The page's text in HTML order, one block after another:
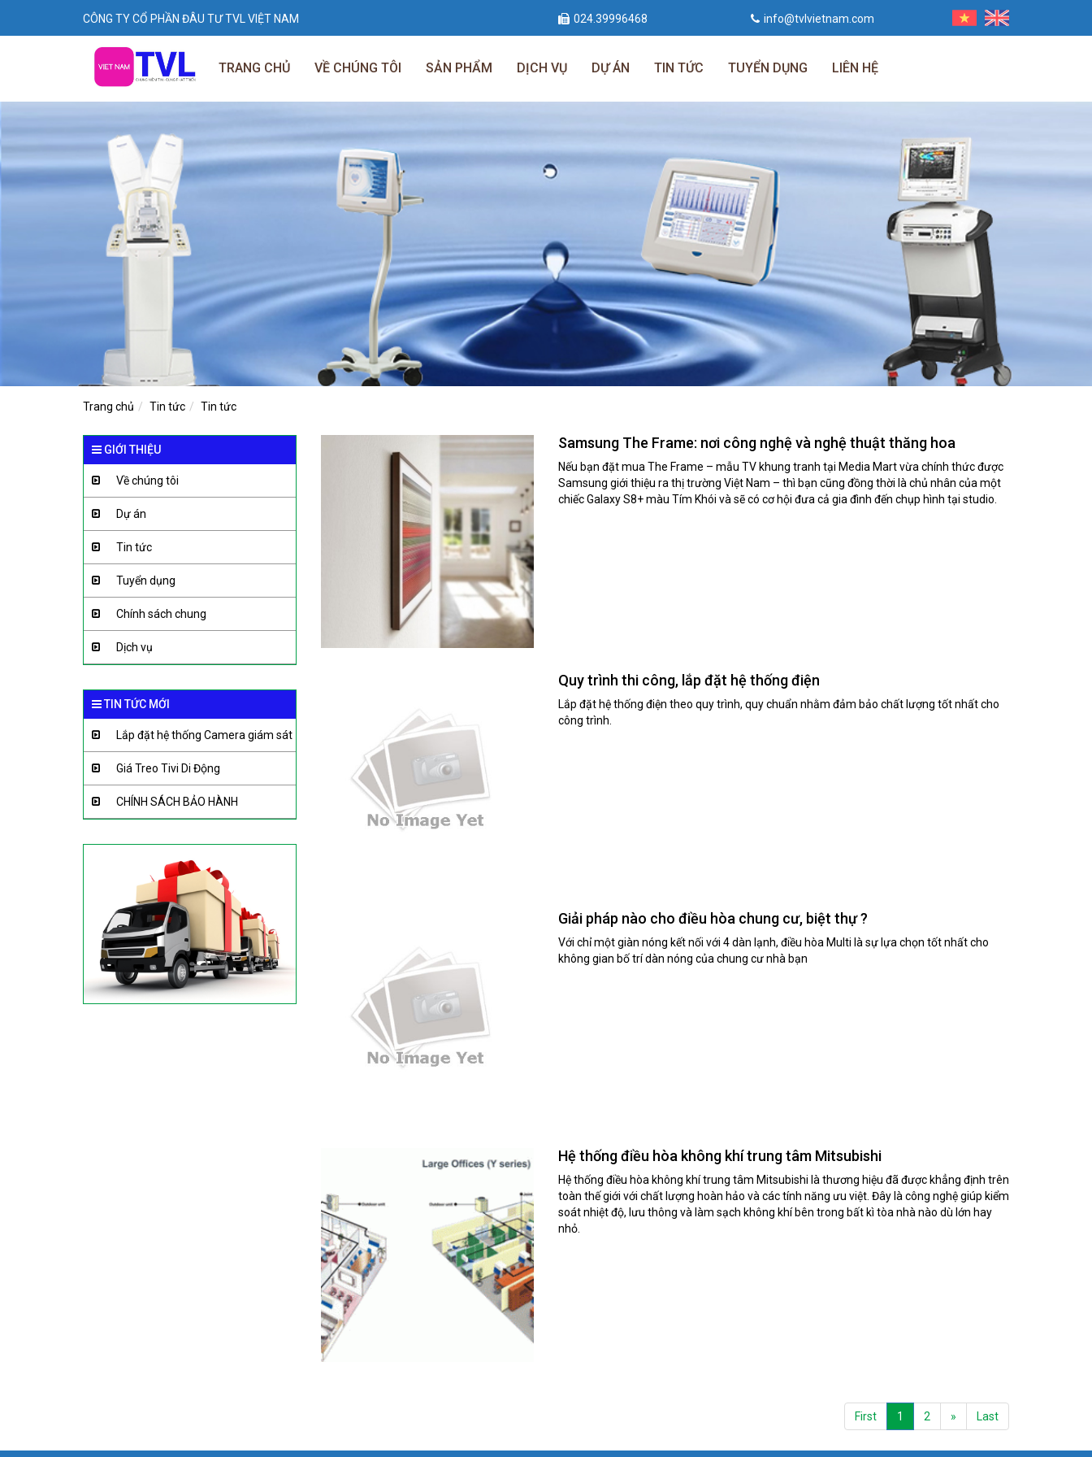
CÔNG TY CỔ PHẦN ĐÂU TƯ TVL VIỆT NAM 024.39996468 info@tvlvietnam.com
TRANG CHỦ VỀ CHÚNG TÔI SẢN PHẨM DỊCH VỤ DỰ ÁN TIN TỨC TUYỂN DỤNG LIÊN HỆ
Trang chủ Tin tức Tin tức
GIỚI THIỆU
Về chúng tôi
Dự án
Tin tức
Tuyển dụng
Chính sách chung
Dịch vụ
TIN TỨC MỚI
Lắp đặt hệ thống Camera giám sát
Giá Treo Tivi Di Động
CHÍNH SÁCH BẢO HÀNH
Samsung The Frame: nơi công nghệ và nghệ thuật thăng hoa
Nếu bạn đặt mua The Frame – mẫu TV khung tranh tại Media Mart​ vừa chính thức được
Samsung giới thiệu ra thị trường Việt Nam – thì bạn cũng đồng thời là chủ nhân của một
chiếc Galaxy S8+ màu Tím Khói và sẽ có cơ hội đưa cả gia đình đến chụp hình tại studio.
Quy trình thi công, lắp đặt hệ thống điện
Lắp đặt hệ thống điện theo quy trình, quy chuẩn nhằm đảm bảo chất lượng tốt nhất cho
công trình.
Giải pháp nào cho điều hòa chung cư, biệt thự ?
Với chỉ một giàn nóng kết nối với 4 dàn lạnh, điều hòa Multi là sự lựa chọn tốt nhất cho
không gian bố trí dàn nóng của chung cư nhà bạn
Hệ thống điều hòa không khí trung tâm Mitsubishi
Hệ thống điều hòa không khí trung tâm Mitsubishi là thương hiệu đã được khẳng định trên
toàn thế giới với chất lượng hoàn hảo và các tính năng ưu việt. Đây là công nghệ giúp kiểm
soát nhiệt độ, lưu thông và làm sạch không khí bên trong bất kì tòa nhà nào dù lớn hay
nhỏ.
First 1 2 » Last